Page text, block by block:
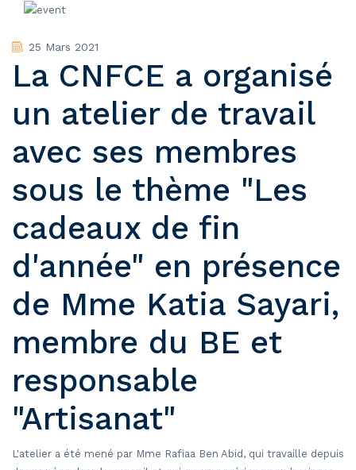
25 Mars 2021
La CNFCE a organisé
un atelier de travail
avec ses membres
sous le thème "Les
cadeaux de fin
d'année" en présence
de Mme Katia Sayari,
membre du BE et
responsable
"Artisanat"
L'atelier a été mené par Mme Rafiaa Ben Abid, qui travaille depuis